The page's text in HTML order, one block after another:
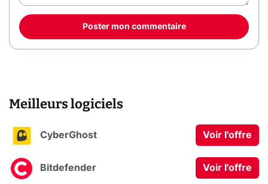
Poster mon commentaire
Meilleurs logiciels
CyberGhost Voir l'offre
Bitdefender Voir l'offre